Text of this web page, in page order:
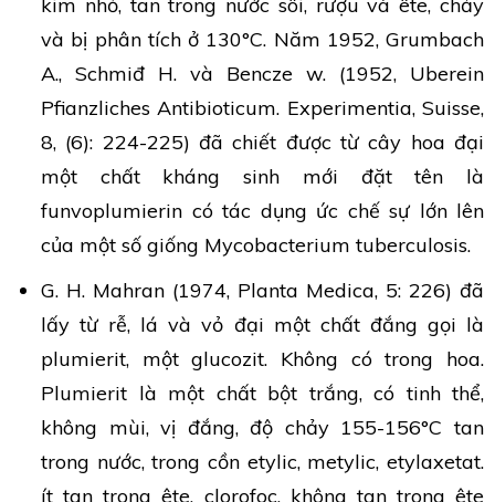
và bị phân tích ở 130°C. Năm 1952, Grumbach
A., Schmiđ H. và Bencze w. (1952, Uberein
Pfianzliches Antibioticum. Experimentia, Suisse,
8, (6): 224-225) đã chiết được từ cây hoa đại
một chất kháng sinh mới đặt tên là
funvoplumierin có tác dụng ức chế sự lớn lên
của một số giống Mycobacterium tuberculosis.
G. H. Mahran (1974, Planta Medica, 5: 226) đã
lấy từ rễ, lá và vỏ đại một chất đắng gọi là
plumierit, một glucozit. Không có trong hoa.
Plumierit là một chất bột trắng, có tinh thể,
không mùi, vị đắng, độ chảy 155-156°C tan
trong nước, trong cồn etylic, metylic, etylaxetat.
ít tan trong ête, clorofoc, không tan trong ête